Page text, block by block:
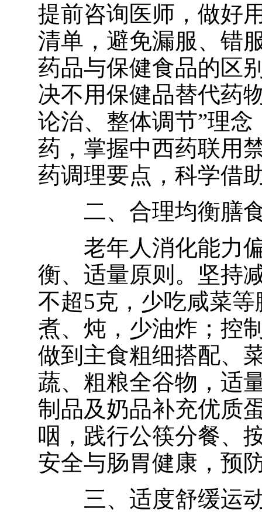
提前咨询医师，做好
清单，避免漏服、错
药品与保健食品的区
决不用保健品替代药
论治、整体调节”理念
药 ，掌握中西药联用
药调理要点，科学借
二、合理均衡膳
老年人消化能力
衡、适量原则。坚持
不超5克，少吃咸菜
煮、炖，少油炸；控
做到主食粗细搭配、
蔬、粗粮全谷物，适
制品及奶品补充优质
咽，践行公筷分餐、
安全与肠胃健康，预
三、适度舒缓运